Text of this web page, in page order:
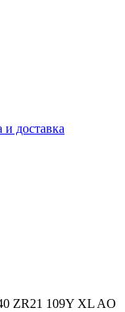
и доставка
ZR21 109Y XL AO